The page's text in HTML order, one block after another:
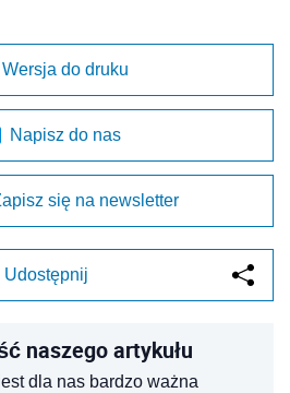
Wersja do druku
Napisz do nas
się na newsletter
Udostępnij
naszego artykułu
dla nas bardzo ważna